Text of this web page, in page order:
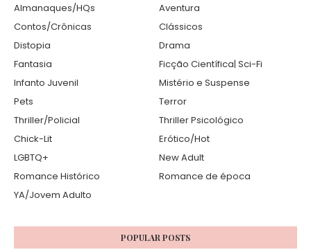
Almanaques/HQs
Aventura
Contos/Crônicas
Clássicos
Distopia
Drama
Fantasia
Ficção Científica| Sci-Fi
Infanto Juvenil
Mistério e Suspense
Pets
Terror
Thriller/Policial
Thriller Psicológico
Chick-Lit
Erótico/Hot
LGBTQ+
New Adult
Romance Histórico
Romance de época
YA/Jovem Adulto
POPULAR POSTS